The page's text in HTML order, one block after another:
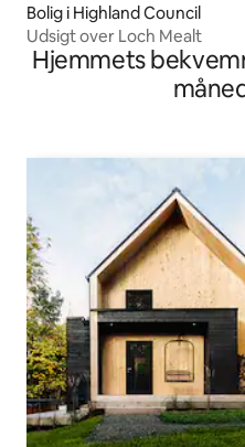
Bolig i Highland Council
Udsigt over Loch Mealt
Hjemmets